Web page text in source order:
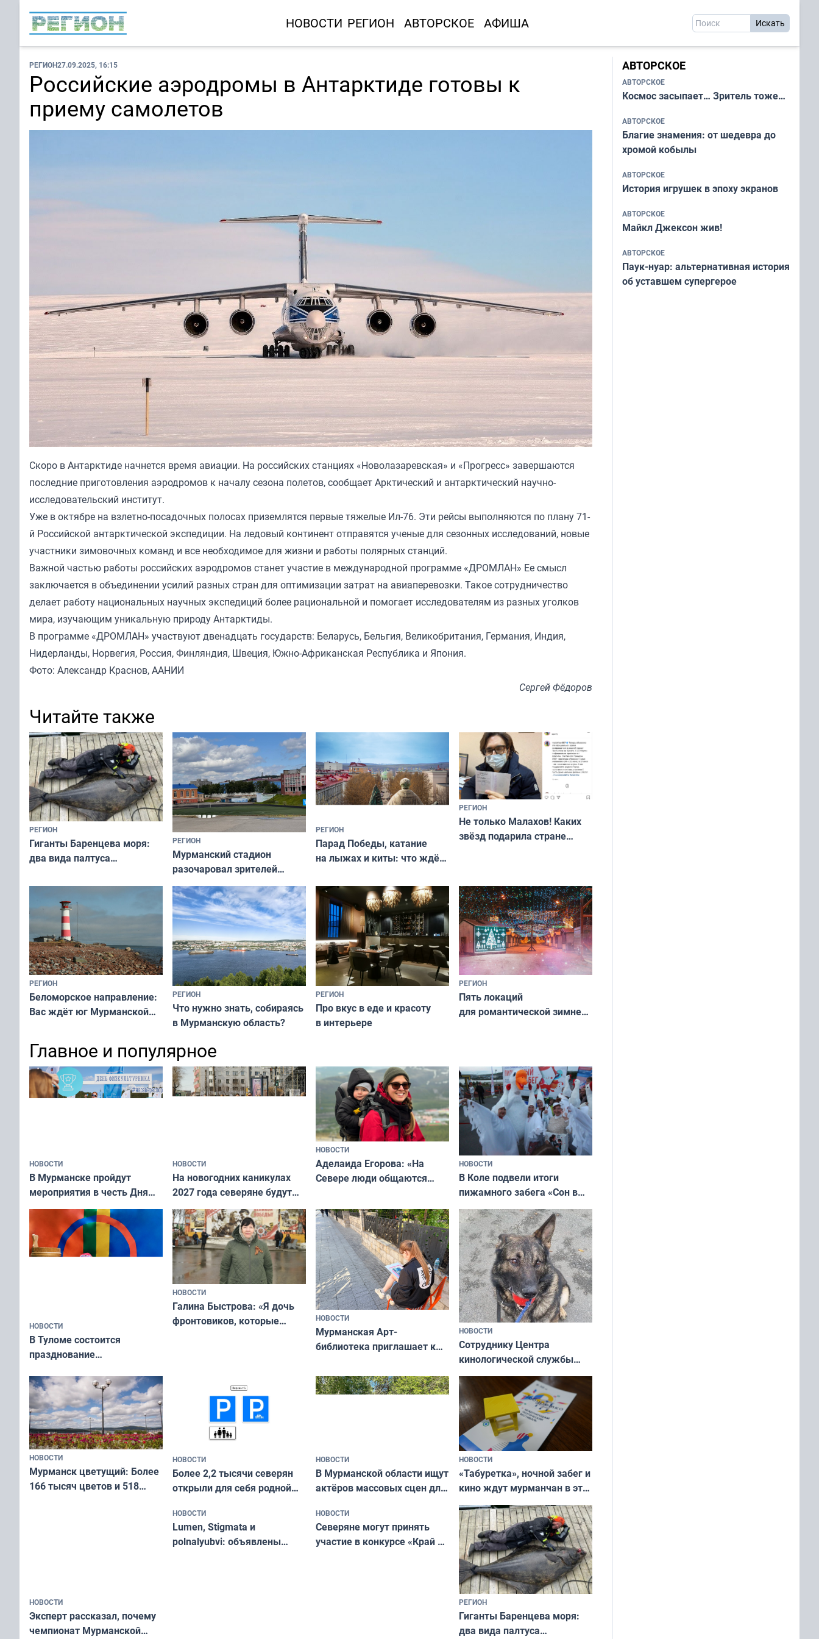
НОВОСТИ РЕГИОН АВТОРСКОЕ АФИША
РЕГИОН27.09.2025, 16:15
Российские аэродромы в Антарктиде готовы к
приему самолетов
Скоро в Антарктиде начнется время авиации. На российских станциях «Новолазаревская» и «Прогресс» завершаются
последние приготовления аэродромов к началу сезона полетов, сообщает Арктический и антарктический научно-
исследовательский институт.
Уже в октябре на взлетно-посадочных полосах приземлятся первые тяжелые Ил-76. Эти рейсы выполняются по плану 71-
й Российской антарктической экспедиции. На ледовый континент отправятся ученые для сезонных исследований, новые
участники зимовочных команд и все необходимое для жизни и работы полярных станций.
Важной частью работы российских аэродромов станет участие в международной программе «ДРОМЛАН» Ее смысл
заключается в объединении усилий разных стран для оптимизации затрат на авиаперевозки. Такое сотрудничество
делает работу национальных научных экспедиций более рациональной и помогает исследователям из разных уголков
мира, изучающим уникальную природу Антарктиды.
В программе «ДРОМЛАН» участвуют двенадцать государств: Беларусь, Бельгия, Великобритания, Германия, Индия,
Нидерланды, Норвегия, Россия, Финляндия, Швеция, Южно-Африканская Республика и Япония.
Фото: Александр Краснов, ААНИИ
Сергей Фёдоров
Читайте также
РЕГИОН
Гиганты Баренцева моря:
два вида палтуса
РЕГИОН
Мурманский стадион
разочаровал зрителей
матчей регионального
чемпионата
РЕГИОН
Парад Победы, катание
на лыжах и киты: что ждёт
на майские праздники
РЕГИОН
Не только Малахов! Каких
звёзд подарила стране
РЕГИОН
Беломорское направление:
Вас ждёт юг Мурманской
РЕГИОН
Что нужно знать, собираясь
в Мурманскую область?
РЕГИОН
Про вкус в еде и красоту
в интерьере
РЕГИОН
Пять локаций
для романтической зимней
Главное и популярное
НОВОСТИ
В Мурманске пройдут
мероприятия в честь Дня
физкультурника
НОВОСТИ
На новогодних каникулах
2027 года северяне будут
отдыхать 11 дней
НОВОСТИ
Аделаида Егорова: «На
Севере люди общаются
а потому что
ты им интересен»
НОВОСТИ
В Коле подвели итоги
пижамного забега «Сон в
Олимпийскую ночь»
НОВОСТИ
В Туломе состоится
празднование
коренных народов мира
НОВОСТИ
Галина Быстрова: «Я дочь
фронтовиков, которые
НОВОСТИ
Мурманская Арт-
библиотека приглашает к
и фотографов
НОВОСТИ
Сотруднику Центра
кинологической службы
ищут новый дом
НОВОСТИ
Мурманск цветущий: Более
166 тысяч цветов и 518
НОВОСТИ
Более 2,2 тысячи северян
открыли для себя родной
«Туризм для своих»
НОВОСТИ
В Мурманской области ищут
актёров массовых сцен для
короткометражном фильме
НОВОСТИ
«Табуретка», ночной забег и
кино ждут мурманчан в эти
выходные
НОВОСТИ
Эксперт рассказал, почему
чемпионат Мурманской
НОВОСТИ
Lumen, Stigmata и
polnalyubvi: объявлены
НОВОСТИ
Северяне могут принять
участие в конкурсе «Край у
РЕГИОН
Гиганты Баренцева моря:
два вида палтуса
АВТОРСКОЕ
АВТОРСКОЕ
Космос засыпает… Зритель тоже…
АВТОРСКОЕ
Благие знамения: от шедевра до
хромой кобылы
АВТОРСКОЕ
История игрушек в эпоху экранов
АВТОРСКОЕ
Майкл Джексон жив!